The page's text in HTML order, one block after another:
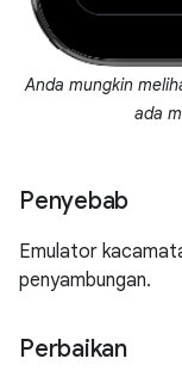
Anda mungkin
ada
Penyebab
Emulator
penyambungan.
Perbaikan